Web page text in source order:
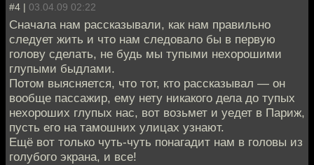
#4 | 03.04.09 02:22
Сначала нам рассказывали, как нам правильно
следует жить и что нам следовало бы в первую
голову сделать, не будь мы тупыми нехорошими
глупыми быдлами.
Потом выясняется, что тот, кто рассказывал — он
вообще пассажир, ему нету никакого дела до тупых
нехороших глупых нас, вот возьмет и уедет в Париж,
пусть его на тамошних улицах узнают.
Ещё вот только чуть-чуть понагадит нам в головы из
голубого экрана, и все!